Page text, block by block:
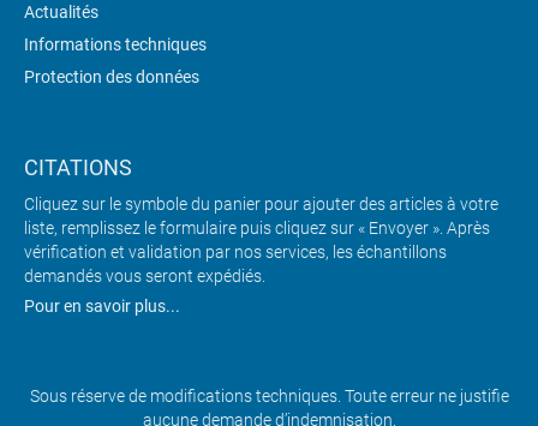
Actualités
Informations techniques
Protection des données
CITATIONS
Cliquez sur le symbole du panier pour ajouter des articles à votre
liste, remplissez le formulaire puis cliquez sur « Envoyer ». Après
vérification et validation par nos services, les échantillons
demandés vous seront expédiés.
Pour en savoir plus...
Sous réserve de modifications techniques. Toute erreur ne justifie
aucune demande d’indemnisation.